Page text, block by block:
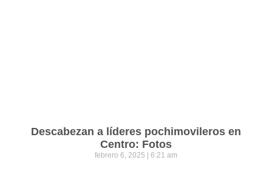
Descabezan a líderes pochimovileros en
Centro: Fotos
febrero 6, 2025 6:21 am